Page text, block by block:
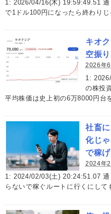
1: 2026/04/16(木) 19:59:49.51
で1ドル100円になったら終わり
キオ
空振
2026年6
1:
の株投
平均株価は史上初の6万8000円台
社畜
化じ
で稼
2024年2
1: 2024/02/03(土) 20:24:51.07
らないで稼ぐルートに行くにし